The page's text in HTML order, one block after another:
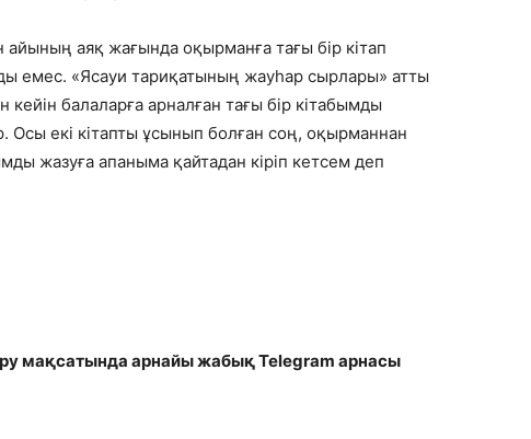
аяқ жағында оқырманға тағы бір кітап
емес. «Ясауи тариқатының жауһар сырлары» атты
балаларға арналған тағы бір кітабымды
Осы екі кітапты ұсынып болған соң, оқырманнан
жазуға апаныма қайтадан кіріп кетсем деп
мақсатында арнайы жабық Telegram арнасы